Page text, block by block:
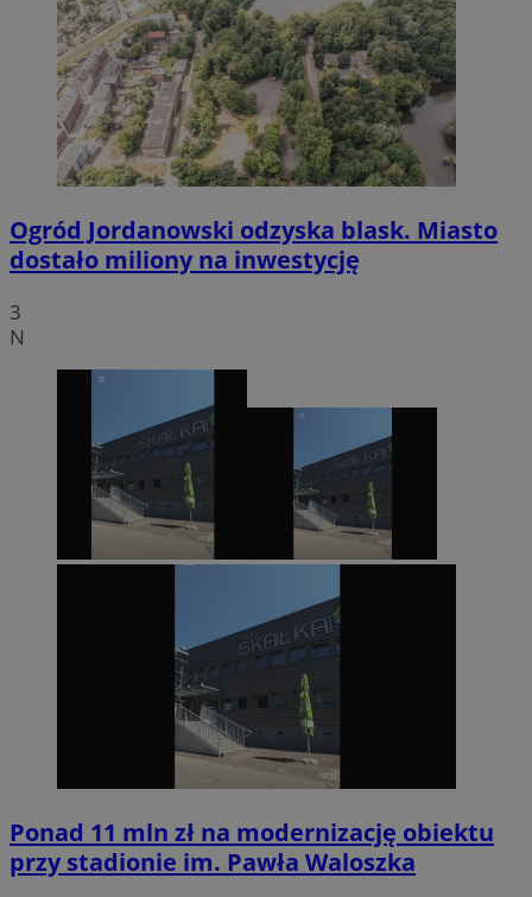
Ogród Jordanowski odzyska blask. Miasto
dostało miliony na inwestycję
3
N
Ponad 11 mln zł na modernizację obiektu
przy stadionie im. Pawła Waloszka